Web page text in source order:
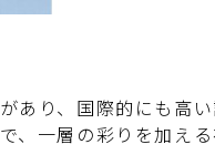
あり、国際的にも高
一層の彩りを加える